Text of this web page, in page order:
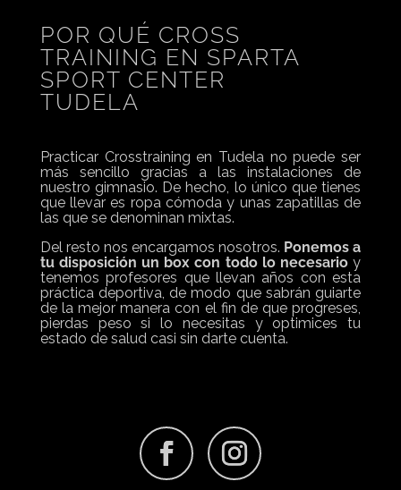
POR QUÉ CROSS
TRAINING EN SPARTA
SPORT CENTER
TUDELA
Practicar Crosstraining en Tudela no puede ser
más sencillo gracias a las instalaciones de
nuestro gimnasio. De hecho, lo único que tienes
que llevar es ropa cómoda y unas zapatillas de
las que se denominan mixtas.
Del resto nos encargamos nosotros. Ponemos a
tu disposición un box con todo lo necesario y
tenemos profesores que llevan años con esta
práctica deportiva, de modo que sabrán guiarte
de la mejor manera con el fin de que progreses,
pierdas peso si lo necesitas y optimices tu
estado de salud casi sin darte cuenta.